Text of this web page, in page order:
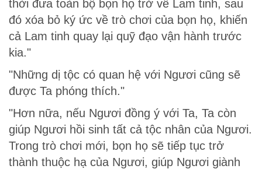
thời đưa toàn bộ bọn họ trở về Lam tinh, sau
đó xóa bỏ ký ức về trò chơi của bọn họ, khiến
cả Lam tinh quay lại quỹ đạo vận hành trước
kia."
"Những dị tộc có quan hệ với Ngươi cũng sẽ
được Ta phóng thích."
"Hơn nữa, nếu Ngươi đồng ý với Ta, Ta còn
giúp Ngươi hồi sinh tất cả tộc nhân của Ngươi.
Trong trò chơi mới, bọn họ sẽ tiếp tục trở
thành thuộc hạ của Ngươi, giúp Ngươi giành